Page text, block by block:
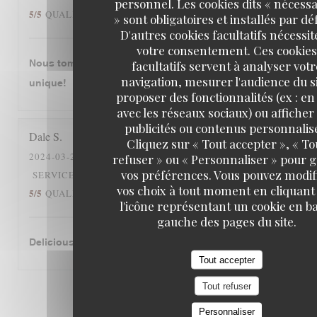
personnel. Les cookies dits «
» sont obligatoires et installés par
D'autres cookies facultatifs
votre consentement. Ces cookies
facultatifs servent à analyser
navigation, mesurer l'audience du
proposer des fonctionnalités (ex :
avec les réseaux sociaux) ou afficher
publicités ou contenus
Cliquez sur « Tout accepter », «
refuser » ou « Personnaliser » pour
vos préférences. Vous pouvez
vos choix à tout moment en
l'icône représentant un cookie en
gauche des pages du site.
Tout accepter
Tout refuser
Personnaliser
5/5 QUALITÉ / PRIX
Nous tombons amourex de cette restaurant. C‘est
unique!
Dale S
2024-03-26
- 12:30 - COUVERTS 2
SERVICE
AMBIANCE: 5/5 CUISINE:
5/5 QUALITÉ / PRIX: 5 /5
Delicious cassoulet!
3